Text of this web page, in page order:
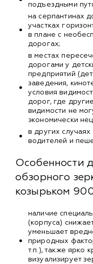
подъездными
на серпантинах
участках
в плане с
дорогах;
в местах
дорогами у
предприятий
заведения,
условия
дорог, где
видимости не
экономически
в других
водителей и
Особенности
обзорного
козырьком
наличие
(корпуса)
уменьшает
природных
т.п.), также ярко
визуализирует